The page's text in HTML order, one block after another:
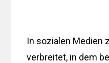
In sozialen Medien
verbreitet, in dem